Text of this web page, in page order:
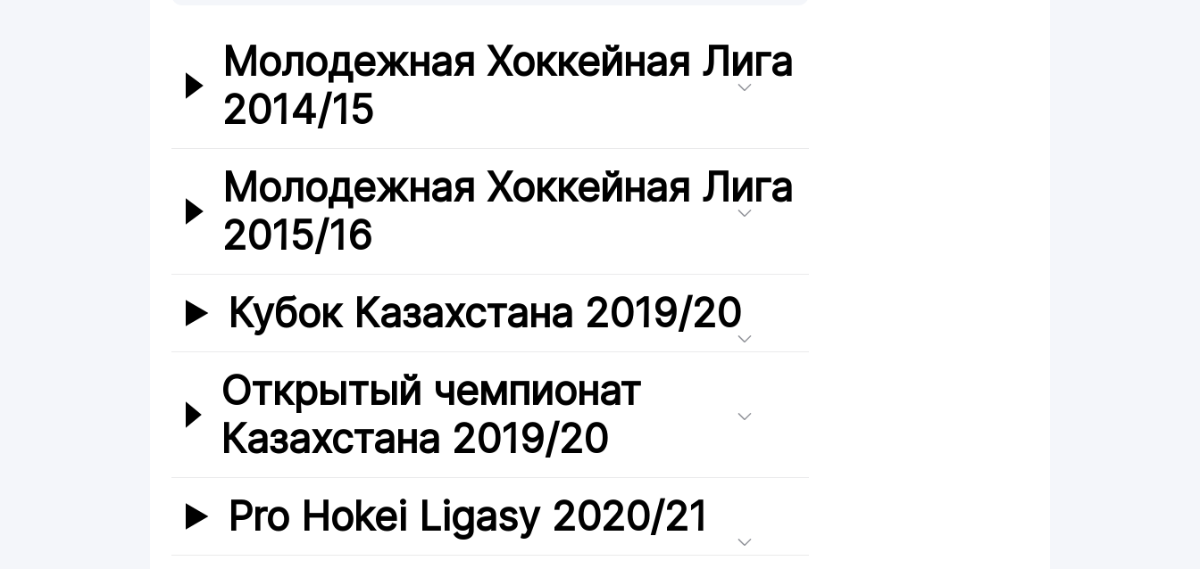
Молодежная Хоккейная Лига
2014/15
Молодежная Хоккейная Лига
2015/16
Кубок Казахстана 2019/20
Открытый чемпионат
Казахстана 2019/20
Pro Hokei Ligasy 2020/21